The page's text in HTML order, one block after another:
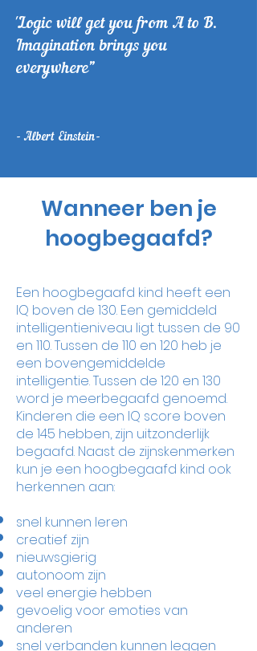
'Logic will get you from A to B.
Imagination brings you
everywhere"
- Albert Einstein-
Wanneer ben je
hoogbegaafd?
Een hoogbegaafd kind heeft een
IQ boven de 130. Een gemiddeld
intelligentieniveau ligt tussen de 90
en 110. Tussen de 110 en 120 heb je
een bovengemiddelde
intelligentie. Tussen de 120 en 130
word je meerbegaafd genoemd.
Kinderen die een IQ score boven
de 145 hebben, zijn uitzonderlijk
begaafd. Naast de zijnskenmerken
kun je een hoogbegaafd kind ook
herkennen aan:
snel kunnen leren
creatief zijn
nieuwsgierig
autonoom zijn
veel energie hebben
gevoelig voor emoties van
anderen
snel verbanden kunnen leggen